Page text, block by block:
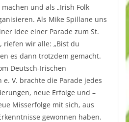
und als „Irish Folk
Als Mike Spillane uns
Idee einer Parade zum St.
riefen wir alle: „Bist du
es dann trotzdem gemacht.
Deutsch-Irischen
e. V. brachte die Parade jedes
neue Erfolge und –
Misserfolge mit sich, aus
gewonnen haben.